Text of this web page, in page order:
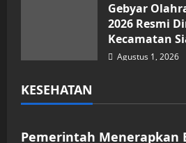
Gebyar
2026 Resmi
Kecamatan
Agustus 1, 2026
KESEHATAN
Kesehatan
Pemerintah Menerapkan